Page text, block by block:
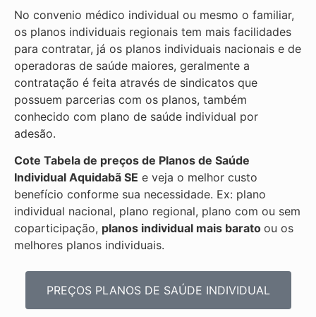
No convenio médico individual ou mesmo o familiar,
os planos individuais regionais tem mais facilidades
para contratar, já os planos individuais nacionais e de
operadoras de saúde maiores, geralmente a
contratação é feita através de sindicatos que
possuem parcerias com os planos, também
conhecido com plano de saúde individual por
adesão.
Cote Tabela de preços de Planos de Saúde
Individual Aquidabã SE e veja o melhor custo
benefício conforme sua necessidade. Ex: plano
individual nacional, plano regional, plano com ou sem
coparticipação, planos individual mais barato ou os
melhores planos individuais.
PREÇOS PLANOS DE SAÚDE INDIVIDUAL